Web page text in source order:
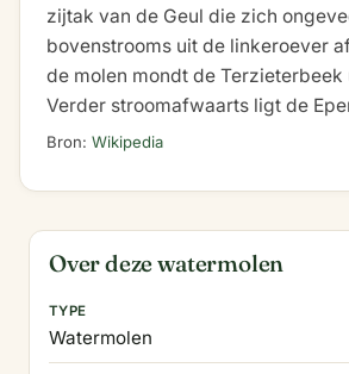
zijtak van de Geul die zich
bovenstrooms uit de linkeroever
de molen mondt de Terzieterbeek
Verder stroomafwaarts ligt de
Bron: Wikipedia
Over deze watermolen
TYPE
Watermolen